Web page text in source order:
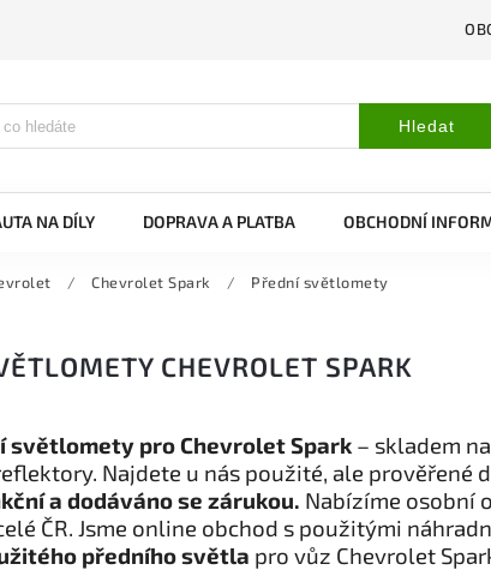
Hledat
NA DÍLY DOPRAVA A PLATBA OBCHODNÍ
/ Chevrolet Spark / Přední světlomety
CHEVROLET SPARK
světlomety pro Chevrolet Spark – skladem
Najdete u nás použité, ale
a dodáváno se zárukou. Nabízíme osobní
ČR. Jsme online obchod s použitými
předního světla pro vůz Chevrolet